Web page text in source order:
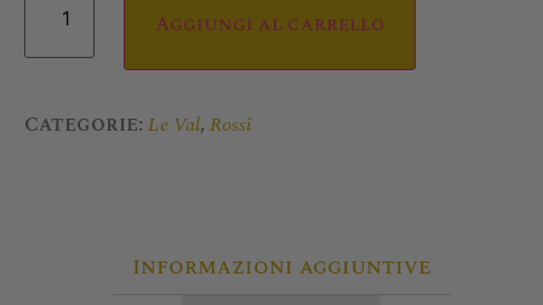
Aggiungi al carrello
Categorie: Le Val,Rossi
Informazioni aggiuntive